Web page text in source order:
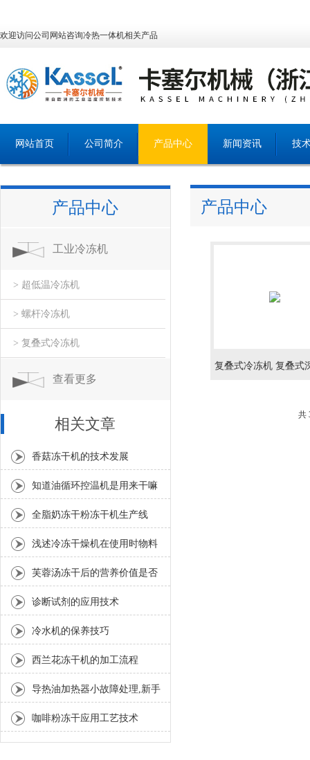
欢迎访问公司网站咨询冷热一体机相关产品
网站首页 公司简介 产品中心 新闻资讯 技
产品中心
工业冷冻机
> 超低温冷冻机
> 螺杆冷冻机
> 复叠式冷冻机
查看更多
相关文章
香菇冻干机的技术发展
知道油循环控温机是用来干嘛
的吗？
全脂奶冻干粉冻干机生产线
浅述冷冻干燥机在使用时物料
可能出现的现象分析
芙蓉汤冻干后的营养价值是否
保留？
诊断试剂的应用技术
冷水机的保养技巧
西兰花冻干机的加工流程
导热油加热器小故障处理,新手
值得收藏
咖啡粉冻干应用工艺技术
产品中心
复叠式冷冻机 复叠式
共